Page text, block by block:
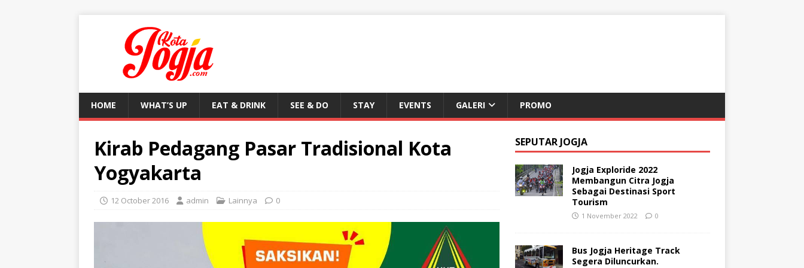
HOME WHAT’S UP EAT & DRINK SEE & DO STAY EVENTS GALERI PROMO
Kirab Pedagang Pasar Tradisional Kota
Yogyakarta
12 October 2016 admin Lainnya 0
SEPUTAR JOGJA
Jogja Exploride 2022
Membangun Citra Jogja
Sebagai Destinasi Sport
Tourism
1 November 2022 0
Bus Jogja Heritage Track
Segera Diluncurkan.